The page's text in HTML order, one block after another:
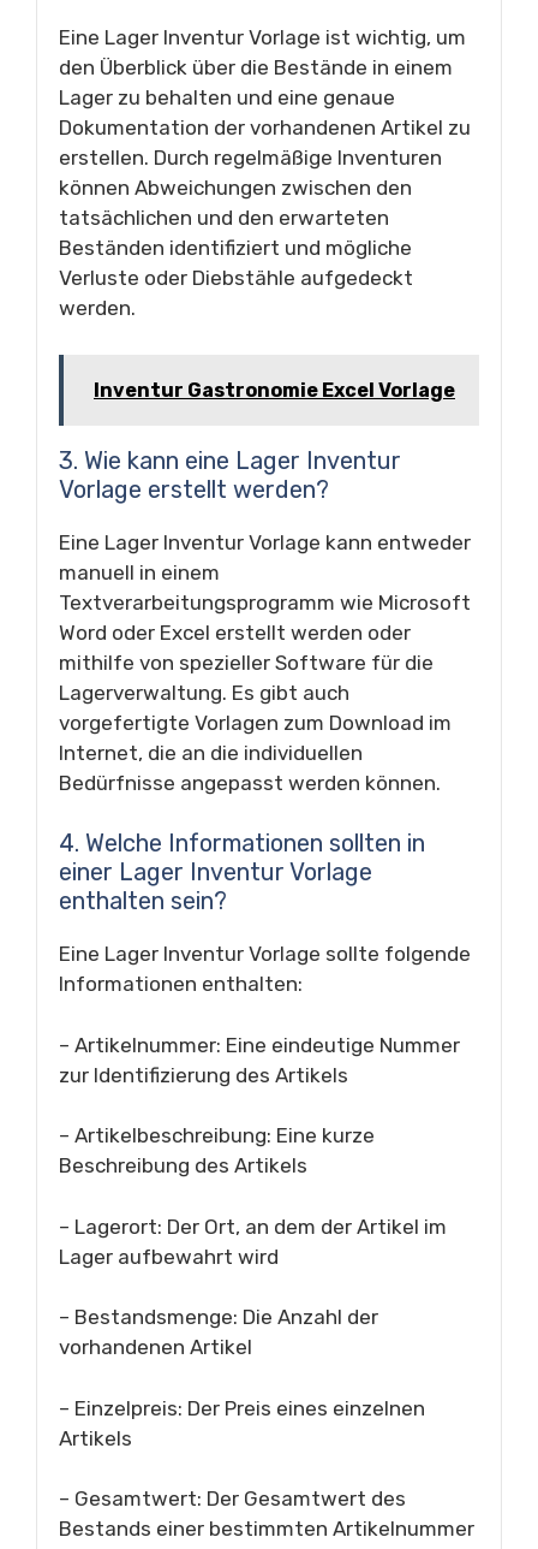
Eine Lager Inventur Vorlage ist wichtig, um
den Überblick über die Bestände in einem
Lager zu behalten und eine genaue
Dokumentation der vorhandenen Artikel zu
erstellen. Durch regelmäßige Inventuren
können Abweichungen zwischen den
tatsächlichen und den erwarteten
Beständen identifiziert und mögliche
Verluste oder Diebstähle aufgedeckt
werden.
Inventur Gastronomie Excel Vorlage
3. Wie kann eine Lager Inventur
Vorlage erstellt werden?
Eine Lager Inventur Vorlage kann entweder
manuell in einem
Textverarbeitungsprogramm wie Microsoft
Word oder Excel erstellt werden oder
mithilfe von spezieller Software für die
Lagerverwaltung. Es gibt auch
vorgefertigte Vorlagen zum Download im
Internet, die an die individuellen
Bedürfnisse angepasst werden können.
4. Welche Informationen sollten in
einer Lager Inventur Vorlage
enthalten sein?
Eine Lager Inventur Vorlage sollte folgende
Informationen enthalten:
– Artikelnummer: Eine eindeutige Nummer
zur Identifizierung des Artikels
– Artikelbeschreibung: Eine kurze
Beschreibung des Artikels
– Lagerort: Der Ort, an dem der Artikel im
Lager aufbewahrt wird
– Bestandsmenge: Die Anzahl der
vorhandenen Artikel
– Einzelpreis: Der Preis eines einzelnen
Artikels
– Gesamtwert: Der Gesamtwert des
Bestands einer bestimmten Artikelnummer